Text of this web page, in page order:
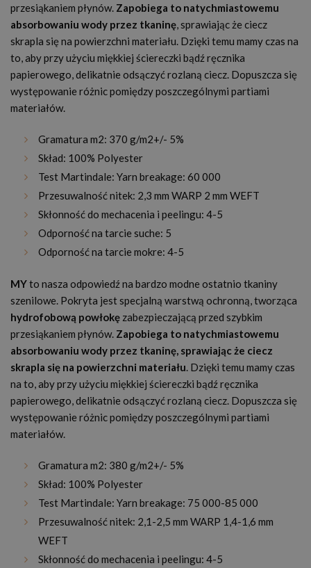
przesiąkaniem płynów. Zapobiega to natychmiastowemu
absorbowaniu wody przez tkaninę, sprawiając że ciecz
skrapla się na powierzchni materiału. Dzięki temu mamy czas na
to, aby przy użyciu miękkiej ściereczki bądź ręcznika
papierowego, delikatnie odsączyć rozlaną ciecz. Dopuszcza się
występowanie różnic pomiędzy poszczególnymi partiami
materiałów.
Gramatura m2: 370 g/m2+/- 5%
Skład: 100% Polyester
Test Martindale: Yarn breakage: 60 000
Przesuwalność nitek: 2,3 mm WARP 2 mm WEFT
Skłonność do mechacenia i peelingu: 4-5
Odporność na tarcie suche: 5
Odporność na tarcie mokre: 4-5
MYto nasza odpowiedź na bardzo modne ostatnio tkaniny
szenilowe. Pokryta jest specjalną warstwą ochronną, tworząca
hydrofobową powłokę zabezpieczającą przed szybkim
przesiąkaniem płynów. Zapobiega to natychmiastowemu
absorbowaniu wody przez tkaninę, sprawiając że ciecz
skrapla się na powierzchni materiału. Dzięki temu mamy czas
na to, aby przy użyciu miękkiej ściereczki bądź ręcznika
papierowego, delikatnie odsączyć rozlaną ciecz. Dopuszcza się
występowanie różnic pomiędzy poszczególnymi partiami
materiałów.
Gramatura m2: 380 g/m2+/- 5%
Skład: 100% Polyester
Test Martindale: Yarn breakage: 75 000-85 000
Przesuwalność nitek: 2,1-2,5 mm WARP 1,4-1,6 mm
WEFT
Skłonność do mechacenia i peelingu: 4-5